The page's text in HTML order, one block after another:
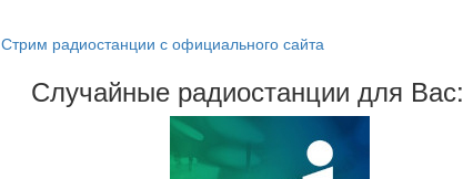
Стрим радиостанции с официального сайта
Случайные радиостанции для Вас: